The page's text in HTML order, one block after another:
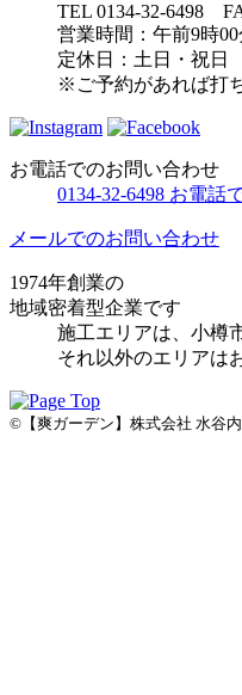
TEL 0134-32-6498
営業時間：午前9時
定休日：土日・祝日
※ご予約があれば打
お電話でのお問い合わせ
0134-32-6498 お電話
メールでのお問い合わせ
1974年創業の
地域密着型企業です
施⼯エリアは、⼩樽
それ以外のエリアは
©【爽ガーデン】株式会社 水谷